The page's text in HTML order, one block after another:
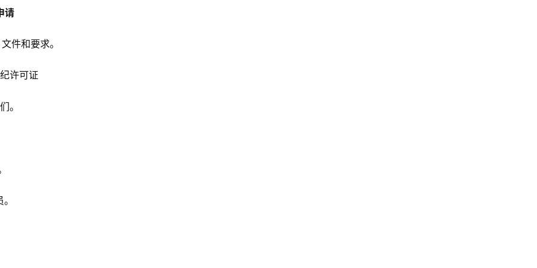
请
件和要求。
许可证
。